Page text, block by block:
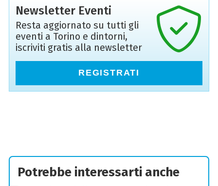
Newsletter Eventi
Resta aggiornato su tutti gli
eventi a Torino e dintorni,
iscriviti gratis alla newsletter
REGISTRATI
Potrebbe interessarti anche